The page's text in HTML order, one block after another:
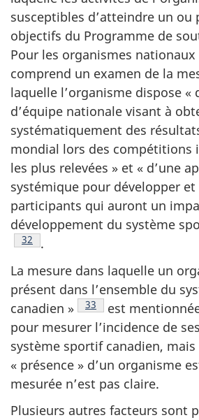
susceptibles d’atteindre un ou
objectifs du Programme de
Pour les organismes
comprend un examen de la
laquelle l’organisme dispose «
d’équipe nationale visant à
systématiquement des
mondial lors des compétitions
les plus relevées » et « d’une
systémique pour développer
participants qui auront un
développement du système
Note de bas de page
32
.
La mesure dans laquelle un
présent dans l’ensemble du
canadien »
Note de bas de page
33
est
pour mesurer l’incidence de
système sportif canadien,
« présence » d’un organisme
mesurée n’est pas claire.
Plusieurs autres facteurs sont